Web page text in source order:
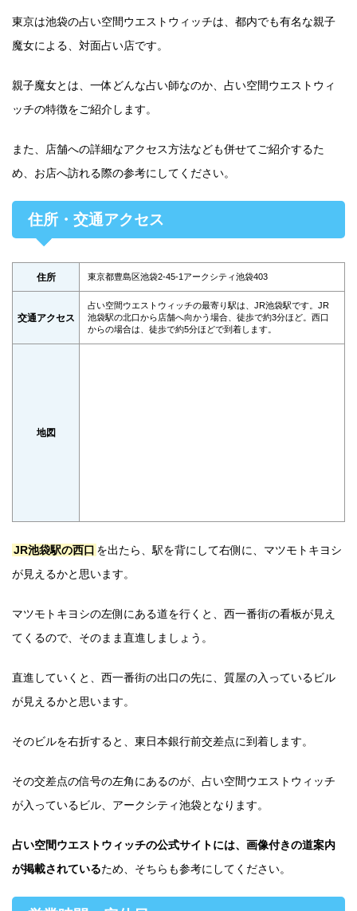
東京は池袋の占い空間ウエストウィッチは、都内でも有名な親子
魔女による、対面占い店です。
親子魔女とは、一体どんな占い師なのか、占い空間ウエストウィ
ッチの特徴をご紹介します。
また、店舗への詳細なアクセス方法なども併せてご紹介するた
め、お店へ訪れる際の参考にしてください。
住所・交通アクセス
住所 東京都豊島区池袋2-45-1アークシティ池袋403
交通アクセス
占い空間ウエストウィッチの最寄り駅は、JR池袋駅です。JR
池袋駅の北口から店舗へ向かう場合、徒歩で約3分ほど。西口
からの場合は、徒歩で約5分ほどで到着します。
地図
JR池袋駅の西口 を出たら、駅を背にして右側に、マツモトキヨシ
が見えるかと思います。
マツモトキヨシの左側にある道を行くと、西一番街の看板が見え
てくるので、そのまま直進しましょう。
直進していくと、西一番街の出口の先に、質屋の入っているビル
が見えるかと思います。
そのビルを右折すると、東日本銀行前交差点に到着します。
その交差点の信号の左角にあるのが、占い空間ウエストウィッチ
が入っているビル、アークシティ池袋となります。
占い空間ウエストウィッチの公式サイトには、画像付きの道案内
が掲載されているため、そちらも参考にしてください。